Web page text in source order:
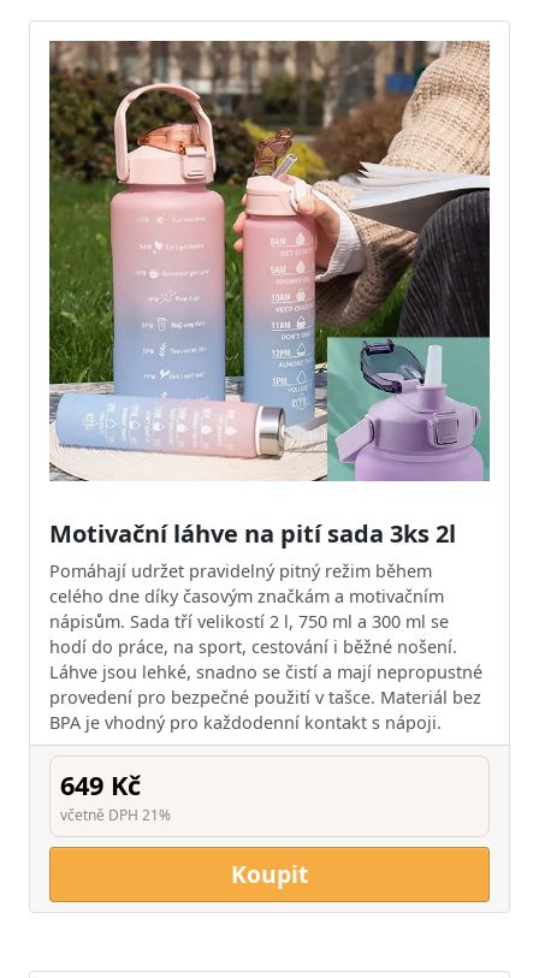
Motivační láhve na pití sada 3ks 2l
Pomáhají udržet pravidelný pitný režim během
celého dne díky časovým značkám a motivačním
nápisům. Sada tří velikostí 2 l, 750 ml a 300 ml se
hodí do práce, na sport, cestování i běžné nošení.
Láhve jsou lehké, snadno se čistí a mají nepropustné
provedení pro bezpečné použití v tašce. Materiál bez
BPA je vhodný pro každodenní kontakt s nápoji.
649 Kč
včetně DPH 21%
Koupit